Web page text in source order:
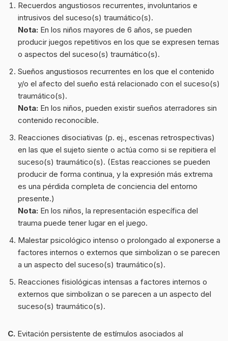
Recuerdos angustiosos recurrentes, involuntarios e
intrusivos del suceso(s) traumático(s).
Nota: En los niños mayores de 6 años, se pueden
producir juegos repetitivos en los que se expresen temas
o aspectos del suceso(s) traumático(s).
Sueños angustiosos recurrentes en los que el contenido
y/o el afecto del sueño está relacionado con el suceso(s)
traumático(s).
Nota: En los niños, pueden existir sueños aterradores sin
contenido reconocible.
Reacciones disociativas (p. ej., escenas retrospectivas)
en las que el sujeto siente o actúa como si se repitiera el
suceso(s) traumático(s). (Estas reacciones se pueden
producir de forma continua, y la expresión más extrema
es una pérdida completa de conciencia del entorno
presente.)
Nota: En los niños, la representación específica del
trauma puede tener lugar en el juego.
Malestar psicológico intenso o prolongado al exponerse a
factores internos o externos que simbolizan o se parecen
a un aspecto del suceso(s) traumático(s).
Reacciones fisiológicas intensas a factores internos o
externos que simbolizan o se parecen a un aspecto del
suceso(s) traumático(s).
C. Evitación persistente de estímulos asociados al